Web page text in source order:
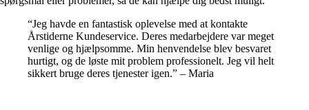
“Jeg havde en fantastisk oplevelse med at kontakte
Årstiderne Kundeservice. Deres medarbejdere var meget
venlige og hjælpsomme. Min henvendelse blev besvaret
hurtigt, og de løste mit problem professionelt. Jeg vil helt
sikkert bruge deres tjenester igen.” – Maria